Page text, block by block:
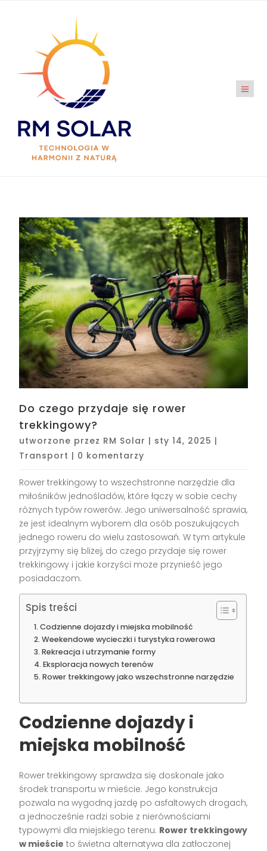
Do czego przydaje się rower
trekkingowy?
utworzone przez RM Solar | sty 14, 2025 |
Transport | 0 komentarzy
Rower trekkingowy to wszechstronne narzędzie dla
miłośników jednośladów, które łączy w sobie cechy
różnych typów rowerów. Jego uniwersalność sprawia,
że jest idealnym wyborem dla osób poszukujących
jednego roweru do wielu zastosowań. W tym artykule
przyjrzymy się bliżej, do czego przydaje się rower
trekkingowy i jakie korzyści może przynieść jego
posiadaczom.
Spis treści
Codzienne dojazdy i miejska mobilność
Weekendowe wycieczki i turystyka rowerowa
Rekreacja i utrzymanie formy
Eksploracja nowych terenów
Rower trekkingowy jako wszechstronne narzędzie
Codzienne dojazdy i
miejska mobilność
Rower trekkingowy sprawdza się doskonale jako
środek transportu w mieście. Jego konstrukcja
pozwala na wygodną jazdę po asfaltowych drogach,
a jednocześnie radzi sobie z nierównościami
typowymi dla miejskiego terenu. Rower trekkingowy
w mieście to świetna alternatywa dla zatłoczonej